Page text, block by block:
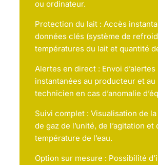
ou ordinateur.
Protection du lait : Accès
données clés (système de
températures du lait et quantité
Alertes en direct : Envoi d’alertes
instantanées au producteur et au
technicien en cas d’anomalie
Suivi complet : Visualisation de
de gaz de l’unité, de l’agitation et
température de l’eau.
Option sur mesure : Possibilité